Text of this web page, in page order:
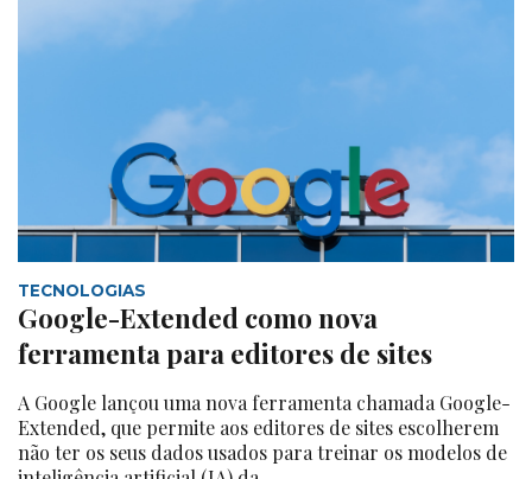
TECNOLOGIAS
Google-Extended como nova
ferramenta para editores de sites
A Google lançou uma nova ferramenta chamada Google-
Extended, que permite aos editores de sites escolherem
não ter os seus dados usados para treinar os modelos de